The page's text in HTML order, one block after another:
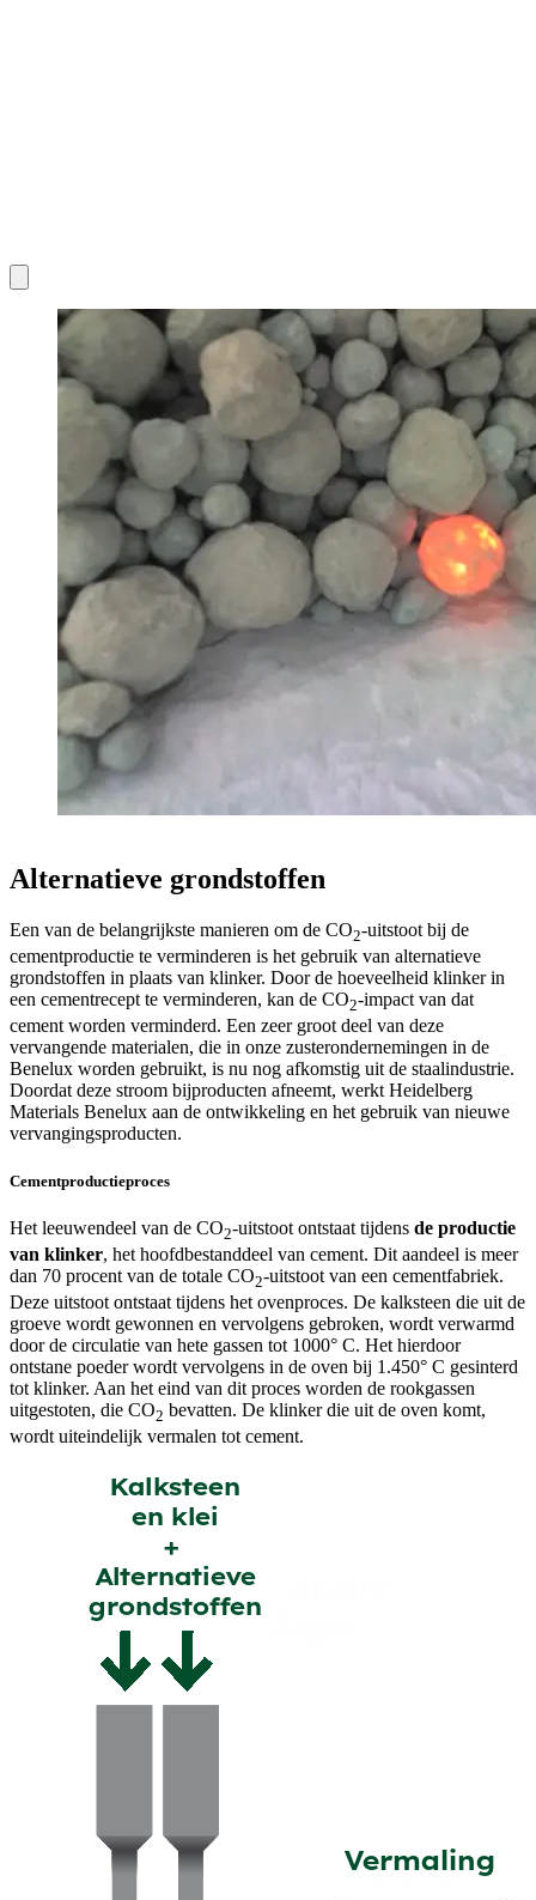
Alternatieve grondstoffen
Een van de belangrijkste manieren om de CO2-uitstoot bij de
cementproductie te verminderen is het gebruik van alternatieve
grondstoffen in plaats van klinker. Door de hoeveelheid klinker in
een cementrecept te verminderen, kan de CO2-impact van dat
cement worden verminderd. Een zeer groot deel van deze
vervangende materialen, die in onze zusterondernemingen in de
Benelux worden gebruikt, is nu nog afkomstig uit de staalindustrie.
Doordat deze stroom bijproducten afneemt, werkt Heidelberg
Materials Benelux aan de ontwikkeling en het gebruik van nieuwe
vervangingsproducten.
Cementproductieproces
Het leeuwendeel van de CO2-uitstoot ontstaat tijdens de productie
van klinker, het hoofdbestanddeel van cement. Dit aandeel is meer
dan 70 procent van de totale CO2-uitstoot van een cementfabriek.
Deze uitstoot ontstaat tijdens het ovenproces. De kalksteen die uit de
groeve wordt gewonnen en vervolgens gebroken, wordt verwarmd
door de circulatie van hete gassen tot 1000° C. Het hierdoor
ontstane poeder wordt vervolgens in de oven bij 1.450° C gesinterd
tot klinker. Aan het eind van dit proces worden de rookgassen
uitgestoten, die CO2 bevatten. De klinker die uit de oven komt,
wordt uiteindelijk vermalen tot cement.